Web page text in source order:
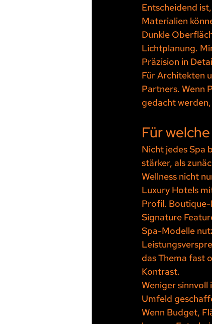
Entscheidend
Materialien
Dunkle
Lichtplanung.
Präzision in
Für Architekten
Partners. Wenn
gedacht
Für
Nicht jedes Spa
stärker, als
Wellness nicht
Luxury Hotels
Profil. Boutique-
Signature
Spa-Modelle
das Thema fast
Kontrast.
Weniger
Umfeld
Wenn Budget,